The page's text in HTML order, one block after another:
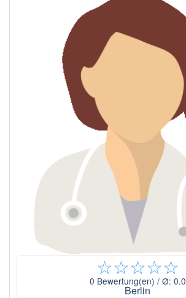
☆☆☆☆☆
0 Bewertung(en) / Ø: 0.0
Berlin